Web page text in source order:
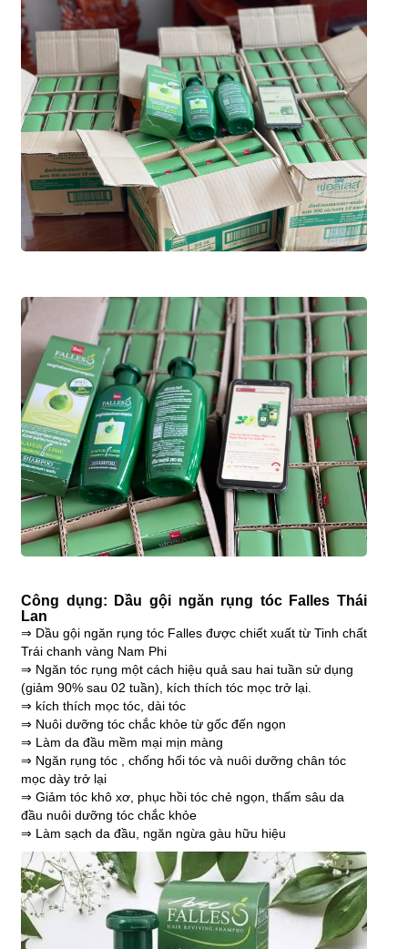
Công dụng: Dầu gội ngăn rụng tóc Falles Thái
Lan
⇒ Dầu gội ngăn rụng tóc Falles được chiết xuất từ Tinh chất
Trái chanh vàng Nam Phi
⇒ Ngăn tóc rụng một cách hiệu quả sau hai tuần sử dụng
(giảm 90% sau 02 tuần), kích thích tóc mọc trở lại.
⇒ kích thích mọc tóc, dài tóc
⇒ Nuôi dưỡng tóc chắc khỏe từ gốc đến ngọn
⇒ Làm da đầu mềm mại mịn màng
⇒ Ngăn rụng tóc , chống hối tóc và nuôi dưỡng chân tóc
mọc dày trở lại
⇒ Giảm tóc khô xơ, phục hồi tóc chẻ ngọn, thấm sâu da
đầu nuôi dưỡng tóc chắc khỏe
⇒ Làm sạch da đầu, ngăn ngừa gàu hữu hiệu